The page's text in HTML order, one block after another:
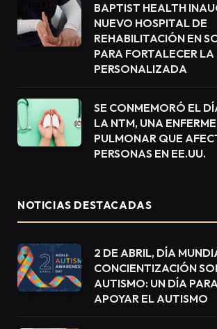
BAPTIST HEALTH
NUEVO HOSPITAL DE
REHABILITACIÓN EN
PARA FORTALECER
PERSONALIZADA
SE CONMEMORÓ EL
LA NTM, UNA
PULMONAR QUE
PERSONAS EN EE.UU.
NOTICIAS DESTACADAS
2 DE ABRIL, DÍA
CONCIENTIZACIÓN
AUTISMO: UN DÍA
APOYAR EL AUTISMO